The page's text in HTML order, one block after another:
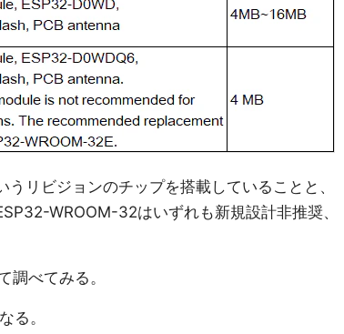
リビジョンのチップを搭載していることと、
WROOM-32はいずれも新規設計非推奨、
調べてみる。
る。